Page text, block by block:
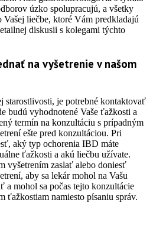
úzko spolupracujú, a všetky
liečbe, ktoré Vám predkladajú
diskusii s kolegami týchto
na vyšetrenie v našom
starostlivosti, je potrebné kontaktovať
budú vyhodnotené Vaše ťažkosti a
termín na konzultáciu s prípadným
ešte pred konzultáciou. Pri
aký typ ochorenia IBD máte
ťažkosti a akú liečbu užívate.
vyšetrením zaslať alebo doniesť
aby sa lekár mohol na Vašu
mohol sa počas tejto konzultácie
ťažkostiam namiesto písaniu správ.